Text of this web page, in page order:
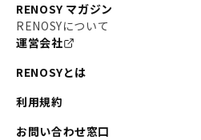
RENOSY マガジン
RENOSYについて
運営会社
RENOSYとは
利用規約
お問い合わせ窓口